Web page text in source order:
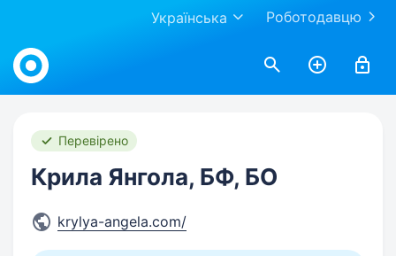
Роботодавцю
Українська
Work.ua
Перевірено
Крила Янгола, БФ, БО
krylya-angela.com/